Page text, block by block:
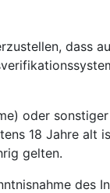
dass
oder
18 Jahre alt
gelten.
des